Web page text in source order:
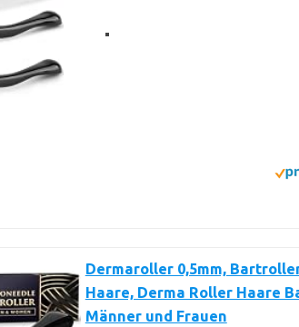
Dermaroller 0,5mm,
Haare, Derma Roller Haare
Männer und Frauen